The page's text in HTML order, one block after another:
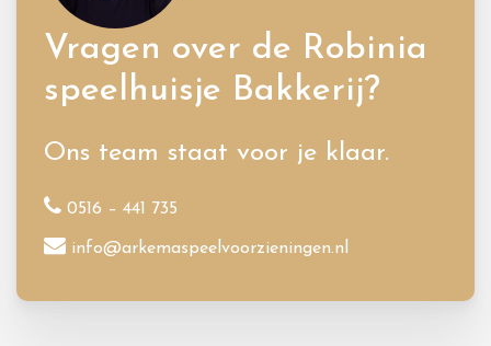
Vragen over de Robinia
speelhuisje Bakkerij?
Ons team staat voor je klaar.
0516 – 441 735
info@arkemaspeelvoorzieningen.nl